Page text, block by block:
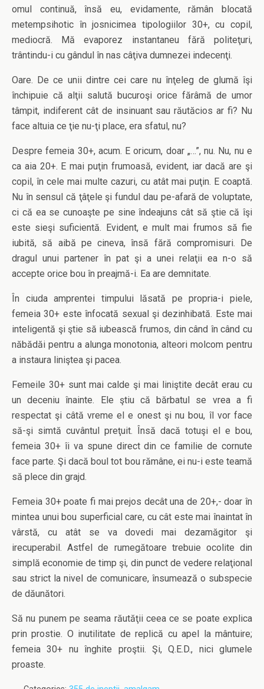
omul continuă, însă eu, evidamente, rămân blocată
metempsihotic în josnicimea tipologiilor 30+, cu copil,
mediocră. Mă evaporez instantaneu fără politeţuri,
trântindu-i cu gândul în nas câţiva dumnezei indecenţi.
Oare. De ce unii dintre cei care nu înţeleg de glumă îşi
închipuie că alţii salută bucuroşi orice fărâmă de umor
tâmpit, indiferent cât de insinuant sau răutăcios ar fi? Nu
face altuia ce ţie nu-ţi place, era sfatul, nu?
Despre femeia 30+, acum. E oricum, doar „…”, nu. Nu, nu e
ca aia 20+. E mai puţin frumoasă, evident, iar dacă are şi
copil, în cele mai multe cazuri, cu atât mai puţin. E coaptă.
Nu în sensul că ţâţele şi fundul dau pe-afară de voluptate,
ci că ea se cunoaşte pe sine îndeajuns cât să ştie că îşi
este sieşi suficientă. Evident, e mult mai frumos să fie
iubită, să aibă pe cineva, însă fără compromisuri. De
dragul unui partener în pat şi a unei relaţii ea n-o să
accepte orice bou în preajmă-i. Ea are demnitate.
În ciuda amprentei timpului lăsată pe propria-i piele,
femeia 30+ este înfocată sexual şi dezinhibată. Este mai
inteligentă şi ştie să iubească frumos, din când în când cu
năbădăi pentru a alunga monotonia, alteori molcom pentru
a instaura liniştea şi pacea.
Femeile 30+ sunt mai calde şi mai liniştite decât erau cu
un deceniu înainte. Ele ştiu că bărbatul se vrea a fi
respectat şi câtă vreme el e onest şi nu bou, îl vor face
să-şi simtă cuvântul preţuit. Însă dacă totuşi el e bou,
femeia 30+ îi va spune direct din ce familie de cornute
face parte. Şi dacă boul tot bou rămâne, ei nu-i este teamă
să plece din grajd.
Femeia 30+ poate fi mai prejos decât una de 20+,- doar în
mintea unui bou superficial care, cu cât este mai înaintat în
vârstă, cu atât se va dovedi mai dezamăgitor şi
irecuperabil. Astfel de rumegătoare trebuie ocolite din
simplă economie de timp şi, din punct de vedere relaţional
sau strict la nivel de comunicare, însumează o subspecie
de dăunători.
Să nu punem pe seama răutăţii ceea ce se poate explica
prin prostie. O inutilitate de replică cu apel la mântuire;
femeia 30+ nu înghite proştii. Şi, Q.E.D., nici glumele
proaste.